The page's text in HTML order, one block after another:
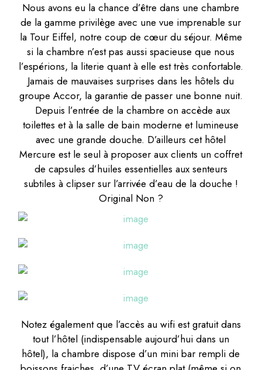
Nous avons eu la chance d’être dans une chambre
de la gamme privilège avec une vue imprenable sur
la Tour Eiffel, notre coup de cœur du séjour. Même
si la chambre n’est pas aussi spacieuse que nous
l’espérions, la literie quant à elle est très confortable.
Jamais de mauvaises surprises dans les hôtels du
groupe Accor, la garantie de passer une bonne nuit.
Depuis l’entrée de la chambre on accède aux
toilettes et à la salle de bain moderne et lumineuse
avec une grande douche. D’ailleurs cet hôtel
Mercure est le seul à proposer aux clients un coffret
de capsules d’huiles essentielles aux senteurs
subtiles à clipser sur l’arrivée d’eau de la douche !
Original Non ?
Notez également que l’accès au wifi est gratuit dans
tout l’hôtel (indispensable aujourd’hui dans un
hôtel), la chambre dispose d’un mini bar rempli de